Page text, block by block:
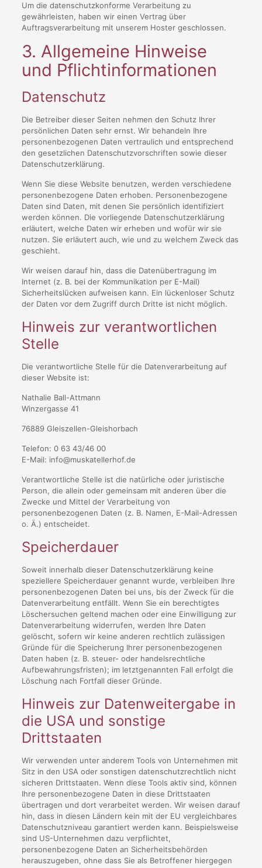
Um die datenschutzkonforme Verarbeitung zu
gewährleisten, haben wir einen Vertrag über
Auftragsverarbeitung mit unserem Hoster geschlossen.
3. Allgemeine Hinweise
und Pflicht­informationen
Datenschutz
Die Betreiber dieser Seiten nehmen den Schutz Ihrer
persönlichen Daten sehr ernst. Wir behandeln Ihre
personenbezogenen Daten vertraulich und entsprechend
den gesetzlichen Datenschutzvorschriften sowie dieser
Datenschutzerklärung.
Wenn Sie diese Website benutzen, werden verschiedene
personenbezogene Daten erhoben. Personenbezogene
Daten sind Daten, mit denen Sie persönlich identifiziert
werden können. Die vorliegende Datenschutzerklärung
erläutert, welche Daten wir erheben und wofür wir sie
nutzen. Sie erläutert auch, wie und zu welchem Zweck das
geschieht.
Wir weisen darauf hin, dass die Datenübertragung im
Internet (z. B. bei der Kommunikation per E-Mail)
Sicherheitslücken aufweisen kann. Ein lückenloser Schutz
der Daten vor dem Zugriff durch Dritte ist nicht möglich.
Hinweis zur verantwortlichen
Stelle
Die verantwortliche Stelle für die Datenverarbeitung auf
dieser Website ist:
Nathalie Ball-Attmann
Winzergasse 41
76889 Gleiszellen-Gleishorbach
Telefon: 0 63 43/46 00
E-Mail: info@muskatellerhof.de
Verantwortliche Stelle ist die natürliche oder juristische
Person, die allein oder gemeinsam mit anderen über die
Zwecke und Mittel der Verarbeitung von
personenbezogenen Daten (z. B. Namen, E-Mail-Adressen
o. Ä.) entscheidet.
Speicherdauer
Soweit innerhalb dieser Datenschutzerklärung keine
speziellere Speicherdauer genannt wurde, verbleiben Ihre
personenbezogenen Daten bei uns, bis der Zweck für die
Datenverarbeitung entfällt. Wenn Sie ein berechtigtes
Löschersuchen geltend machen oder eine Einwilligung zur
Datenverarbeitung widerrufen, werden Ihre Daten
gelöscht, sofern wir keine anderen rechtlich zulässigen
Gründe für die Speicherung Ihrer personenbezogenen
Daten haben (z. B. steuer- oder handelsrechtliche
Aufbewahrungsfristen); im letztgenannten Fall erfolgt die
Löschung nach Fortfall dieser Gründe.
Hinweis zur Datenweitergabe in
die USA und sonstige
Drittstaaten
Wir verwenden unter anderem Tools von Unternehmen mit
Sitz in den USA oder sonstigen datenschutzrechtlich nicht
sicheren Drittstaaten. Wenn diese Tools aktiv sind, können
Ihre personenbezogene Daten in diese Drittstaaten
übertragen und dort verarbeitet werden. Wir weisen darauf
hin, dass in diesen Ländern kein mit der EU vergleichbares
Datenschutzniveau garantiert werden kann. Beispielsweise
sind US-Unternehmen dazu verpflichtet,
personenbezogene Daten an Sicherheitsbehörden
herauszugeben, ohne dass Sie als Betroffener hiergegen